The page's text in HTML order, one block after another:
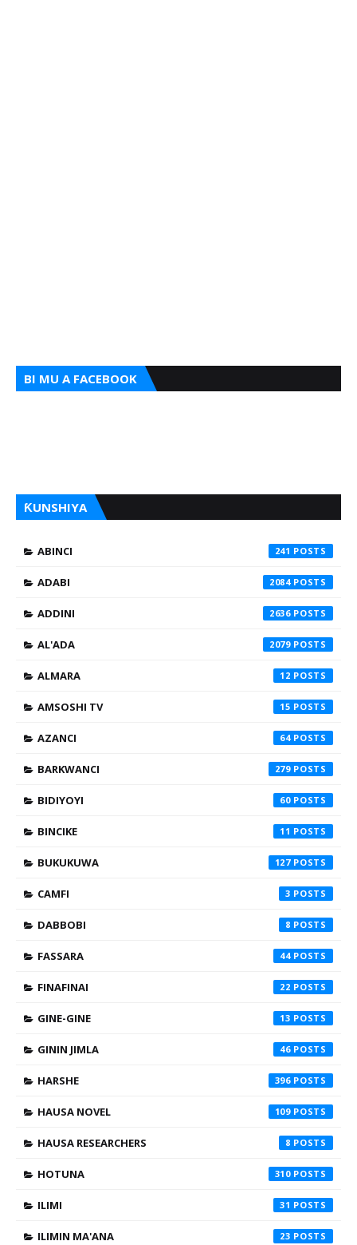
BI MU A FACEBOOK
ƘUNSHIYA
ABINCI 241
ADABI 2084
ADDINI 2636
AL'ADA 2079
ALMARA 12
AMSOSHI TV 15
AZANCI 64
BARKWANCI 279
BIDIYOYI 60
BINCIKE 11
BUKUKUWA 127
CAMFI 3
DABBOBI 8
FASSARA 44
FINAFINAI 22
GINE-GINE 13
GININ JIMLA 46
HARSHE 396
HAUSA NOVEL 109
HAUSA RESEARCHERS 8
HOTUNA 310
ILIMI 31
ILIMIN MA'ANA 23